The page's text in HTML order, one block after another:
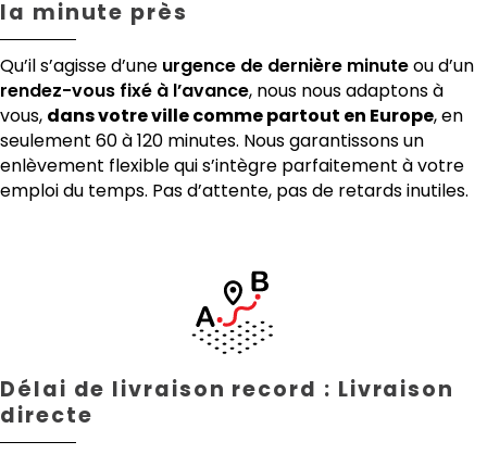
la minute près
Qu’il s’agisse d’une urgence de dernière minuteou d’un
rendez-vous fixé à l’avance, nous nous adaptons à
vous, dans votre ville comme partout en Europe, en
seulement 60 à 120 minutes. Nous garantissons un
enlèvement flexible qui s’intègre parfaitement à votre
emploi du temps. Pas d’attente, pas de retards inutiles.
Délai de livraison record : Livraison
directe